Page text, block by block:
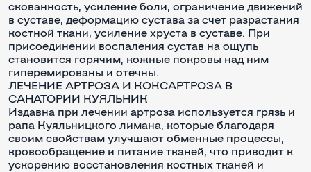
скованность, усиление боли, ограничение движений
в суставе, деформацию сустава за счет разрастания
костной ткани, усиление хруста в суставе. При
присоединении воспаления сустав на ощупь
становится горячим, кожные покровы над ним
гиперемированы и отечны.
ЛЕЧЕНИЕ АРТРОЗА И КОКСАРТРОЗА В
САНАТОРИИ КУЯЛЬНИК
Издавна при лечении артроза используется грязь и
рапа Куяльницкого лимана, которые благодаря
своим свойствам улучшают обменные процессы,
кровообращение и питание тканей, что приводит к
ускорению восстановления костных тканей и